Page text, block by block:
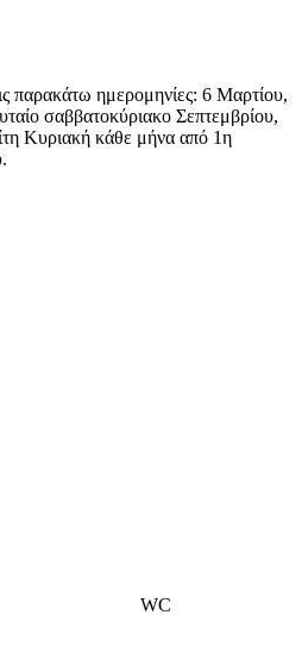
παρακάτω ημερομηνίες: 6 Μαρτίου,
σαββατοκύριακο Σεπτεμβρίου,
Κυριακή κάθε μήνα από 1η
WC